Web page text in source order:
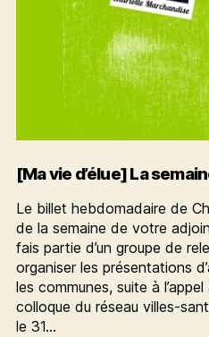
[Ma vie d’élue] La
Le billet hebdomadaire de
de la semaine de votre
fais partie d’un groupe de
organiser les présentations
les communes, suite à
colloque du réseau villes-
le 31…